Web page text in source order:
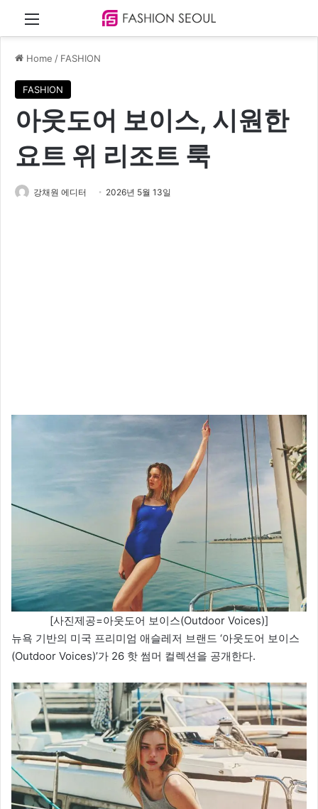
Menu
Home / FASHION
FASHION
아웃도어 보이스, 시원한
요트 위 리조트 룩
강채원 에디터 2026년 5월 13일
[사진제공=아웃도어 보이스(Outdoor Voices)]
뉴욕 기반의 미국 프리미엄 애슬레저 브랜드 ‘아웃도어 보이스
(Outdoor Voices)’가 26 핫 썸머 컬렉션을 공개한다.